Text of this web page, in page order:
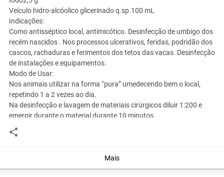
Veículo hidro-alcóolico glicerinado q.sp.100 mL
Indicações:
Como antisséptico local, antimicótico. Desinfecção de umbigo dos
recém nascidos . Nos processos ulcerativos, feridas, podridão dos
cascos, rachaduras e ferimentos dos tetos das vacas. Desinfecção
de instalações e equipamentos.
Modo de Usar:
Nos animais utilizar na forma “pura” umedecendo bem o local,
repetindo 1 a 2 vezes ao dia.
Na desinfecção e lavagem de materiais cirúrgicos diluir 1:200 e
emergir durante o material durante 10 minutos.
Nas pulverizações, lavagens ou pedilúvios, nas instalações onde
ocorrem febre aftosa ou outros surtos epizóoticos, diluir na
Nas instalações e equipamentos, diluir nas proporções de 1:300
para as mãos do ordenhador e úberes, 1:500 para instalações e
Mais